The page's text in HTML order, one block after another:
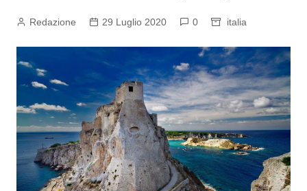
Redazione 29 Luglio 2020 0 italia